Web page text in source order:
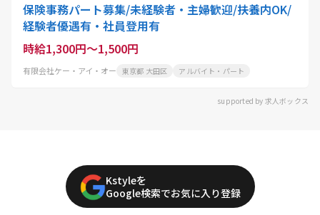
保険事務パート募集/未経験者・主婦歓迎/扶養内OK/
経験者優遇有・社員登用有
時給1,300円～1,500円
有限会社ケー・アイ・オー 東京都 大田区 アルバイト・パート
supported by 求人ボックス
Kstyleを
Google検索でお気に入り登録